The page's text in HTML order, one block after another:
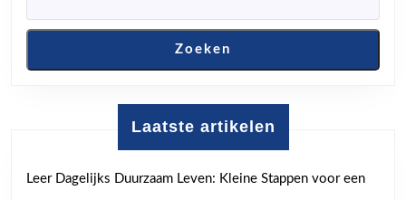
Zoeken
Laatste artikelen
Leer Dagelijks Duurzaam Leven: Kleine Stappen voor een